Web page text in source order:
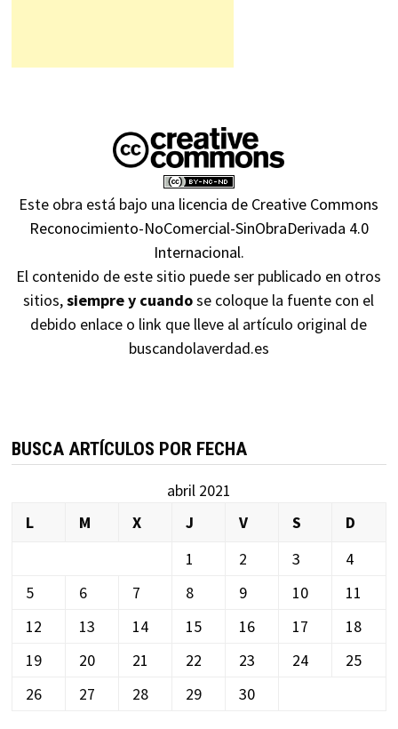
Este obra está bajo una licencia de Creative Commons
Reconocimiento-NoComercial-SinObraDerivada 4.0
Internacional.
El contenido de este sitio puede ser publicado en otros
sitios,siempre y cuandose coloque la fuente con el
debido enlace o link que lleve al artículo original de
buscandolaverdad.es
BUSCA ARTÍCULOS POR FECHA
abril 2021
L
M X J V S
D
1
2 3
4
5
6 7 8 9 10
11
12
13 14 15 16 17
18
19
20 21 22 23 24
25
26
27 28 29 30